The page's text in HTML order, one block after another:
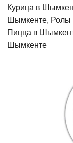
Курица в
Шымкенте,
Пицца в
Шымкенте